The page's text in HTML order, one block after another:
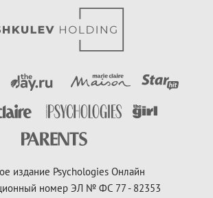
издание Psychologies Онлайн
номер ЭЛ № ФС 77 - 82353